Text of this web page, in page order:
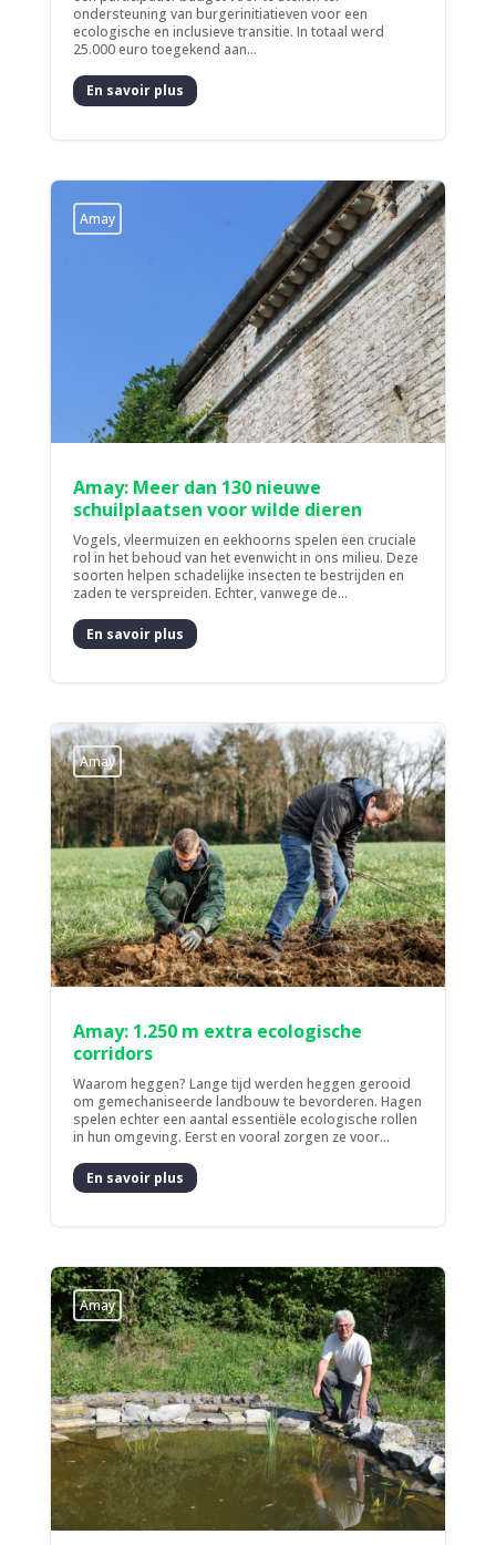
ondersteuning van burgerinitiatieven voor een
ecologische en inclusieve transitie. In totaal werd
25.000 euro toegekend aan...
En savoir plus
Amay
Amay: Meer dan 130 nieuwe
schuilplaatsen voor wilde dieren
Vogels, vleermuizen en eekhoorns spelen een cruciale
rol in het behoud van het evenwicht in ons milieu. Deze
soorten helpen schadelijke insecten te bestrijden en
zaden te verspreiden. Echter, vanwege de...
En savoir plus
Amay
Amay: 1.250 m extra ecologische
corridors
Waarom heggen? Lange tijd werden heggen gerooid
om gemechaniseerde landbouw te bevorderen. Hagen
spelen echter een aantal essentiële ecologische rollen
in hun omgeving. Eerst en vooral zorgen ze voor...
En savoir plus
Amay